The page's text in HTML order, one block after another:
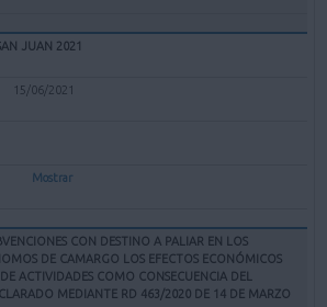
JUAN 2021
15/06/2021
Mostrar
CON DESTINO A PALIAR EN LOS
DE CAMARGO LOS EFECTOS ECONÓMICOS
ACTIVIDADES COMO CONSECUENCIA DEL
MEDIANTE RD 463/2020 DE 14 DE MARZO